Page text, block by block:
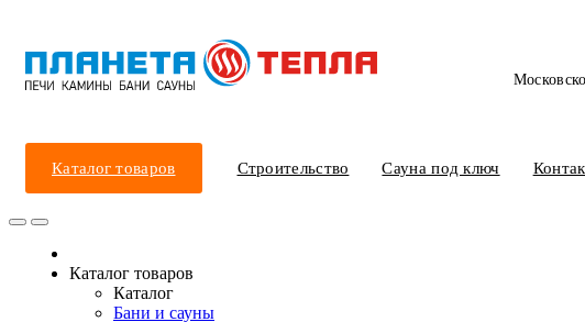
Каталог товаров Строительство Сауна под ключ
Каталог товаров
Каталог
Бани и сауны